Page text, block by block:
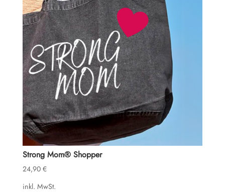
Strong Mom® Shopper
24,90 €
inkl. MwSt.